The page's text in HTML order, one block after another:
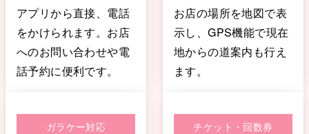
アプリから直接、電話
をかけられます。お店
へのお問い合わせや電
話予約に便利です。
お店の場所を地図で表
示し、GPS機能で現在
地からの道案内も行え
ます。
ガラケー対応 チケット・回数券